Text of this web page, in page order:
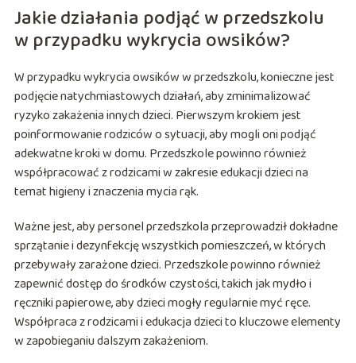
Jakie działania podjąć w przedszkolu
w przypadku wykrycia owsików?
W przypadku wykrycia owsików w przedszkolu, konieczne jest
podjęcie natychmiastowych działań, aby zminimalizować
ryzyko zakażenia innych dzieci. Pierwszym krokiem jest
poinformowanie rodziców o sytuacji, aby mogli oni podjąć
adekwatne kroki w domu. Przedszkole powinno również
współpracować z rodzicami w zakresie edukacji dzieci na
temat higieny i znaczenia mycia rąk.
Ważne jest, aby personel przedszkola przeprowadził dokładne
sprzątanie i dezynfekcję wszystkich pomieszczeń, w których
przebywały zarażone dzieci. Przedszkole powinno również
zapewnić dostęp do środków czystości, takich jak mydło i
ręczniki papierowe, aby dzieci mogły regularnie myć ręce.
Współpraca z rodzicami i edukacja dzieci to kluczowe elementy
w zapobieganiu dalszym zakażeniom.